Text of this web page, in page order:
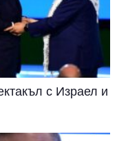
с Израел и